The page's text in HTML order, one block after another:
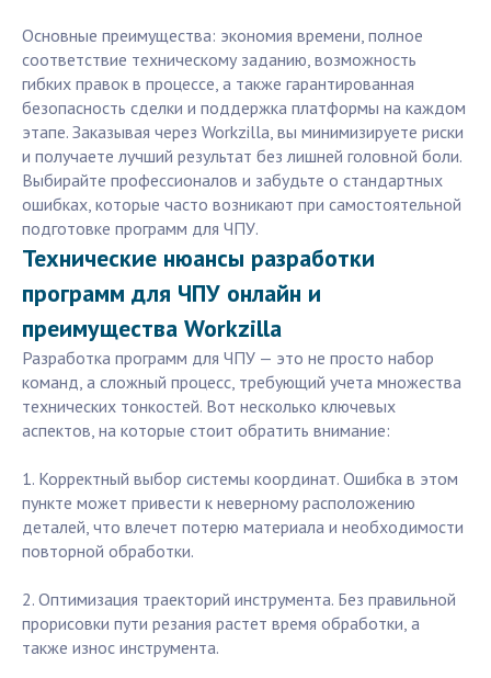
Основные преимущества: экономия времени, полное
соответствие техническому заданию, возможность
гибких правок в процессе, а также гарантированная
безопасность сделки и поддержка платформы на каждом
этапе. Заказывая через Workzilla, вы минимизируете риски
и получаете лучший результат без лишней головной боли.
Выбирайте профессионалов и забудьте о стандартных
ошибках, которые часто возникают при самостоятельной
подготовке программ для ЧПУ.
Технические нюансы разработки
программ для ЧПУ онлайн и
преимущества Workzilla
Разработка программ для ЧПУ — это не просто набор
команд, а сложный процесс, требующий учета множества
технических тонкостей. Вот несколько ключевых
аспектов, на которые стоит обратить внимание:
1. Корректный выбор системы координат. Ошибка в этом
пункте может привести к неверному расположению
деталей, что влечет потерю материала и необходимости
повторной обработки.
2. Оптимизация траекторий инструмента. Без правильной
прорисовки пути резания растет время обработки, а
также износ инструмента.